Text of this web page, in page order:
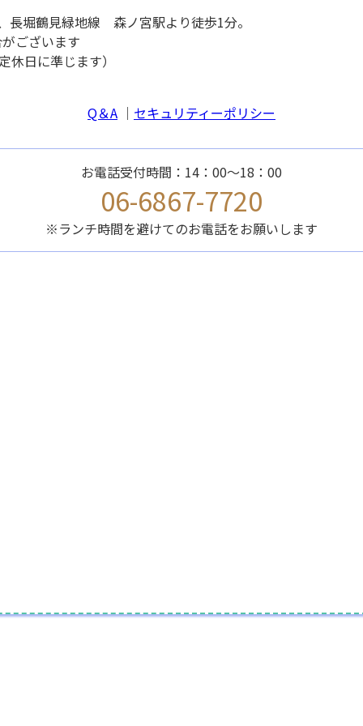
長堀鶴見緑地線 森ノ宮駅より徒歩1分。
ございます
日に準じます）
Q＆A ｜ セキュリティーポリシー
お電話受付時間：14：00～18：00
06-6867-7720
※ランチ時間を避けてのお電話をお願いします